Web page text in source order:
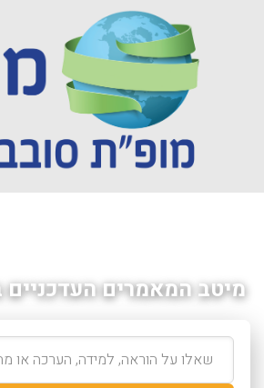
מיטב המאמרים העדכניים